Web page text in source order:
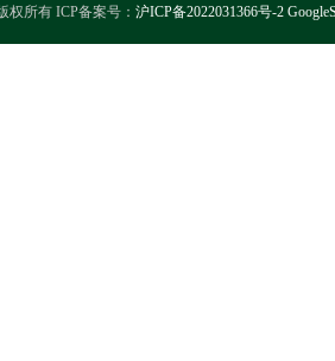
权所有 ICP备案号： 沪ICP备2022031366号-2